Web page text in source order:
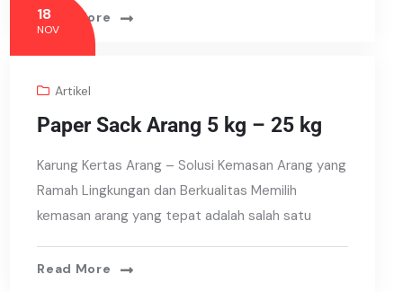
Read More
18
NOV
Artikel
Paper Sack Arang 5 kg – 25 kg
Karung Kertas Arang – Solusi Kemasan Arang yang
Ramah Lingkungan dan Berkualitas Memilih
kemasan arang yang tepat adalah salah satu
Read More